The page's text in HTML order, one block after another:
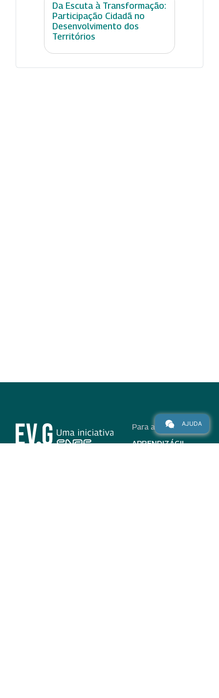
Da Escuta à Transformação:
Participação Cidadã no
Desenvolvimento dos
Territórios
Para alunos
APRENDIZÁGIL
AJUDA